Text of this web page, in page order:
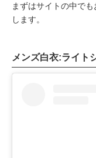
まずはサイトの中で
します。
メンズ白衣:ライト